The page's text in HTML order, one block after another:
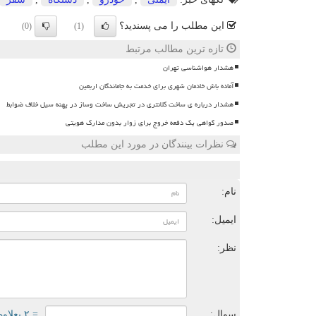
این مطلب را می پسندید؟ (1)
(0)
تازه ترین مطالب مرتبط
هشدار هواشناسی تهران
آماده باش خادمان شهری برای خدمت به جاماندگان اربعین
هشدار درباره ی ساخت کلانتری در تجریش ساخت وساز در پهنه سیل خلاف ضوابط
صدور گواهی یک دفعه خروج برای زوار بدون مدارک هویتی
نظرات بینندگان در مورد این مطلب
نام:
ایمیل:
نظر: